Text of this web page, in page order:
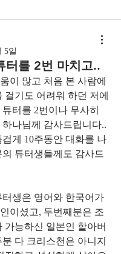
5일
터를 2번 마치고..
이 많고 처음 본 사람에
걸기도 어려워 하던 저에
터를 2번이나 무사히
나님께 감사드립니다..
게 10주동안 대화를 나
튜터생들께도 감사드
생은 영어와 한국어가
이셨고, 두번째분은 조
가능하신 일본인 할아버
다 크리스천은 아니지